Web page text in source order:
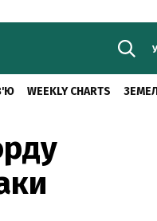
WEEKLY CHARTS